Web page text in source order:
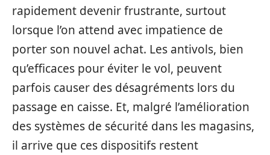
rapidement devenir frustrante, surtout
lorsque l’on attend avec impatience de
porter son nouvel achat. Les antivols, bien
qu’efficaces pour éviter le vol, peuvent
parfois causer des désagréments lors du
passage en caisse. Et, malgré l’amélioration
des systèmes de sécurité dans les magasins,
il arrive que ces dispositifs restent